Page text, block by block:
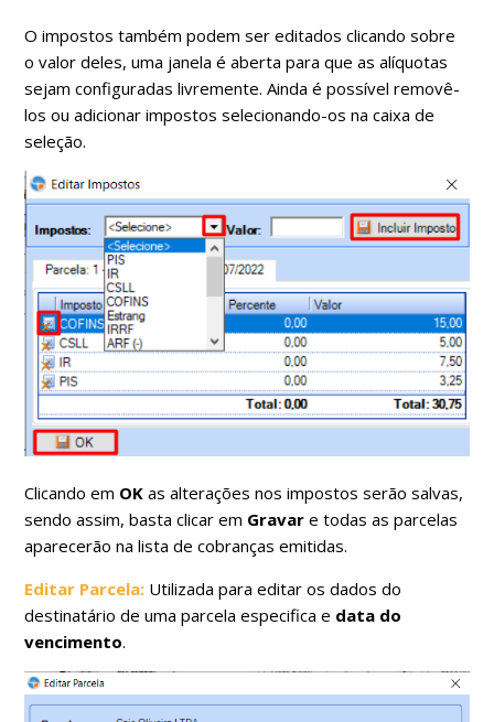
O impostos também podem ser editados clicando sobre
o valor deles, uma janela é aberta para que as alíquotas
sejam configuradas livremente. Ainda é possível removê-
los ou adicionar impostos selecionando-os na caixa de
seleção.
Clicando em OK as alterações nos impostos serão salvas,
sendo assim, basta clicar em Gravar e todas as parcelas
aparecerão na lista de cobranças emitidas.
Editar Parcela: Utilizada para editar os dados do
destinatário de uma parcela especifica e data do
vencimento.